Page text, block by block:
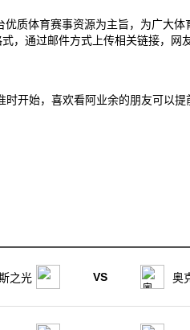
质体育赛事资源为主旨，为广大
，通过邮件方式上传相关链接，网
开始，喜欢看阿业余的朋友可以
之光 VS 奥